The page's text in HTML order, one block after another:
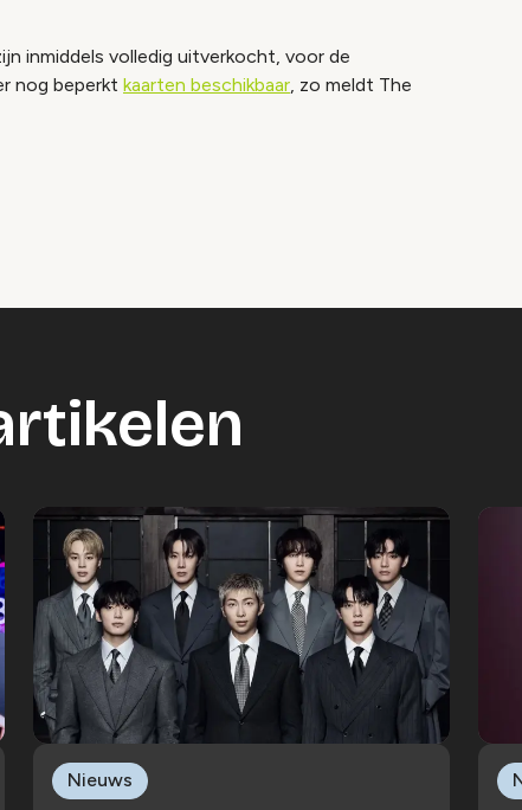
inmiddels volledig uitverkocht, voor de
nog beperkt kaarten beschikbaar, zo meldt The
Nieuws